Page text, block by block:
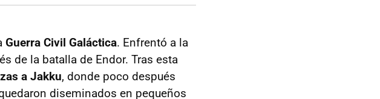
Guerra Civil Galáctica. Enfrentó a la
de la batalla de Endor. Tras esta
a Jakku, donde poco después
diseminados en pequeños